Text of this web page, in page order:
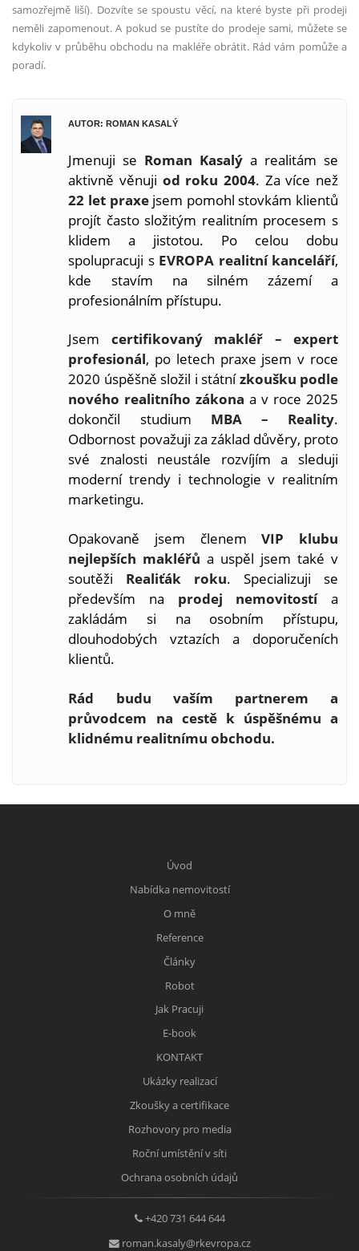
samozřejmě liší). Dozvíte se spoustu věcí, na které byste při prodeji
neměli zapomenout. A pokud se pustíte do prodeje sami, můžete se
kdykoliv v průběhu obchodu na makléře obrátit. Rád vám pomůže a
poradí.
AUTOR: ROMAN KASALÝ
Jmenuji se Roman Kasalý a realitám se
aktivně věnuji od roku 2004. Za více než
22 let praxejsem pomohl stovkám klientů
projít často složitým realitním procesem s
klidem a jistotou. Po celou dobu
spolupracuji s EVROPA realitní kanceláří,
kde stavím na silném zázemí a
profesionálním přístupu.
Jsem certifikovaný makléř – expert
profesionál, po letech praxe jsem v roce
2020 úspěšně složil i státnízkoušku podle
nového realitního zákona a v roce 2025
dokončil studium MBA – Reality.
Odbornost považuji za základ důvěry, proto
své znalosti neustále rozvíjím a sleduji
moderní trendy i technologie v realitním
marketingu.
Opakovaně jsem členemVIP klubu
nejlepších makléřů a uspěl jsem také v
soutěži Realiťák roku. Specializuji se
především na prodej nemovitostía
zakládám si na osobním přístupu,
dlouhodobých vztazích a doporučeních
klientů.
Rád budu vaším partnerem a
průvodcem na cestě k úspěšnému a
klidnému realitnímu obchodu.
Úvod
Nabídka nemovitostí
O mně
Reference
Články
Robot
Jak Pracuji
E-book
KONTAKT
Ukázky realizací
Zkoušky a certifikace
Rozhovory pro media
Roční umístění v síti
Ochrana osobních údajů
+420 731 644 644
roman.kasaly@rkevropa.cz